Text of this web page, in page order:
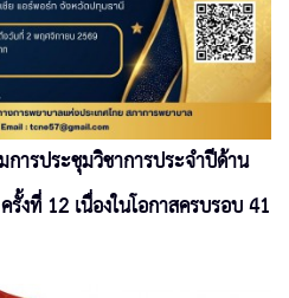
การประชุมวิชาการประจำปีด้าน
งที่ 12 เนื่องในโอกาสครบรอบ 41